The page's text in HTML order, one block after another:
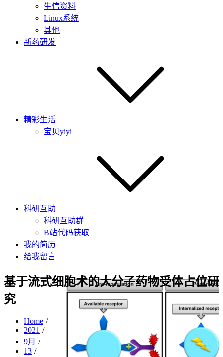
生信资料
Linux系统
其他
新药研发
精彩生活
宝贝yiyi
科研互助
科研互助群
B站代码获取
我的简历
给我留言
基于流式细胞术的大分子药物受体占位研
究
Home
2021
9月
13